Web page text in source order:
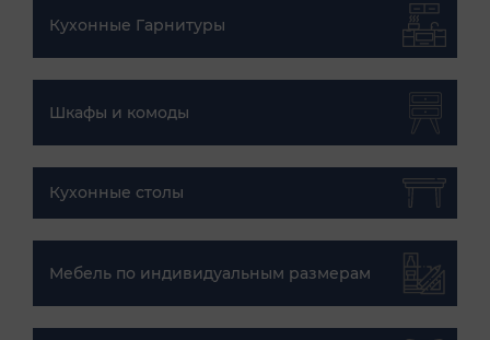
Кухонные Гарнитуры
Шкафы и комоды
Кухонные столы
Мебель по индивидуальным размерам